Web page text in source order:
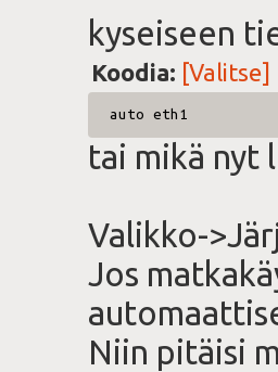
kyseiseen
Koodia: [Valitse]
auto eth1
tai mikä nyt
Valikko-
Jos
Niin pitäisi